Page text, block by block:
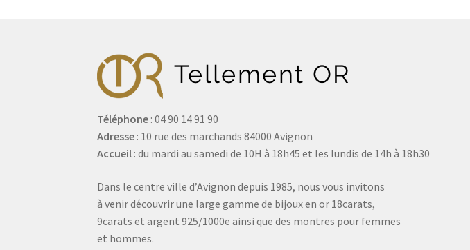
Téléphone : 04 90 14 91 90
Adresse : 10 rue des marchands 84000 Avignon
Accueil : du mardi au samedi de 10H à 18h45 et les lundis de 14h à 18h30
Dans le centre ville d’Avignon depuis 1985, nous vous invitons
à venir découvrir une large gamme de bijoux en or 18carats,
9carats et argent 925/1000e ainsi que des montres pour femmes
et hommes.